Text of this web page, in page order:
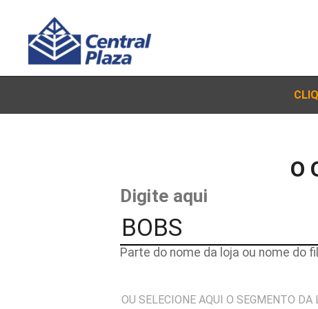
O
Digite aqui
Parte do nome da loja ou nome do
OU SELECIONE AQUI O SEGMENTO DA